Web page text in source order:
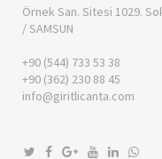
Örnek San. Sitesi 1029.
/ SAMSUN
+90 (544) 733 53 38
+90 (362) 230 88 45
info@giritlicanta.com